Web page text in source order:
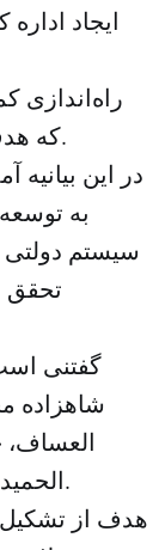
ایجاد
راه‌اندازی
که هدف از آن، بازبینی اولیه و انتخاب صلاحیت‌های مناسب برای مأموریت است.
در این
به
سیستم دولتی
تحقق
شاهزاده
العساف،
الحمیدان رئیس کل اطلاعات و عبدالعزیز الهویرینی رئیس امنیت حکومت هستند.
هدف از تشکیل